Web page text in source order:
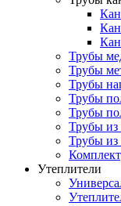
Трубы
Трубы
Трубы
Трубы
Трубы
Трубы из
Трубы из
Утеплители